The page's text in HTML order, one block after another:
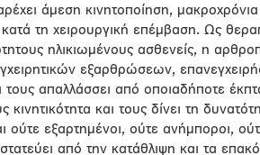
άμεση κινητοποίηση,
τη χειρουργική επέμβαση. Ως
ηλικιωμένους ασθενείς, η
εξαρθρώσεων,
απαλλάσσει από οποιαδήποτε
και τους δίνει τη
ούτε εξαρτημένοι, ούτε ανήμποροι,
από την κατάθλιψη και τα